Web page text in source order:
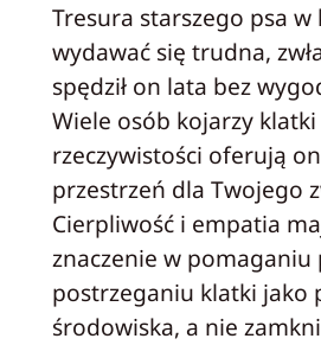
Tresura starszego psa w
wydawać się trudna,
spędził on lata bez
Wiele osób kojarzy
rzeczywistości oferują
przestrzeń dla Twojego
Cierpliwość i empatia
znaczenie w pomaganiu
postrzeganiu klatki jako
środowiska, a nie